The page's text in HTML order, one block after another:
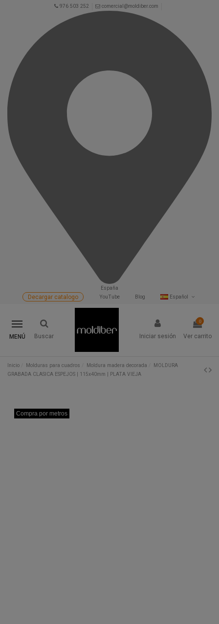
976 503 252 comercial@moldiber.com
España
Español
Blog
YouTube
Decargar catalogo
MENÚ Buscar Iniciar sesión
0
Ver carrito
Inicio Molduras para cuadros Moldura madera decorada
MOLDURA
GRABADA CLASICA ESPEJOS | 115x40mm | PLATA VIEJA
Compra por metros
Compra por metros
Compra por metros